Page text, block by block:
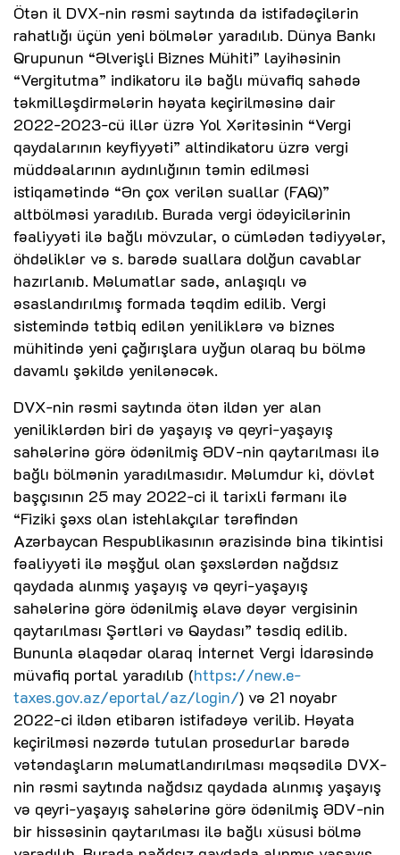
Ötən il DVX-nin rəsmi saytında da istifadəçilərin
rahatlığı üçün yeni bölmələr yaradılıb. Dünya Bankı
Qrupunun “Əlverişli Biznes Mühiti” layihəsinin
“Vergitutma” indikatoru ilə bağlı müvafiq sahədə
təkmilləşdirmələrin həyata keçirilməsinə dair
2022-2023-cü illər üzrə Yol Xəritəsinin “Vergi
qaydalarının keyfiyyəti” altindikatoru üzrə vergi
müddəalarının aydınlığının təmin edilməsi
istiqamətində “Ən çox verilən suallar (FAQ)”
altbölməsi yaradılıb. Burada vergi ödəyicilərinin
fəaliyyəti ilə bağlı mövzular, o cümlədən tədiyyələr,
öhdəliklər və s. barədə suallara dolğun cavablar
hazırlanıb. Məlumatlar sadə, anlaşıqlı və
əsaslandırılmış formada təqdim edilib. Vergi
sistemində tətbiq edilən yeniliklərə və biznes
mühitində yeni çağırışlara uyğun olaraq bu bölmə
davamlı şəkildə yenilənəcək.
DVX-nin rəsmi saytında ötən ildən yer alan
yeniliklərdən biri də yaşayış və qeyri-yaşayış
sahələrinə görə ödənilmiş ƏDV-nin qaytarılması ilə
bağlı bölmənin yaradılmasıdır. Məlumdur ki, dövlət
başçısının 25 may 2022-ci il tarixli fərmanı ilə
“Fiziki şəxs olan istehlakçılar tərəfindən
Azərbaycan Respublikasının ərazisində bina tikintisi
fəaliyyəti ilə məşğul olan şəxslərdən nağdsız
qaydada alınmış yaşayış və qeyri-yaşayış
sahələrinə görə ödənilmiş əlavə dəyər vergisinin
qaytarılması Şərtləri və Qaydası” təsdiq edilib.
Bununla əlaqədar olaraq İnternet Vergi İdarəsində
müvafiq portal yaradılıb (https://new.e-
taxes.gov.az/eportal/az/login/) və 21 noyabr
2022-ci ildən etibarən istifadəyə verilib. Həyata
keçirilməsi nəzərdə tutulan prosedurlar barədə
vətəndaşların məlumatlandırılması məqsədilə DVX-
nin rəsmi saytında nağdsız qaydada alınmış yaşayış
və qeyri-yaşayış sahələrinə görə ödənilmiş ƏDV-nin
bir hissəsinin qaytarılması ilə bağlı xüsusi bölmə